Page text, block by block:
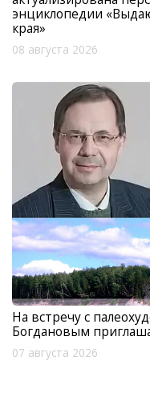
энциклопедии
края»
08 августа 2026
На встречу с
Богдановым
07 августа 2026